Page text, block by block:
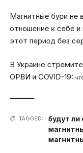
Магнитные бури не
отношение к себе и
этот период без
В Украине
ОРВИ и COVID-19:
TAGGED: будут ли